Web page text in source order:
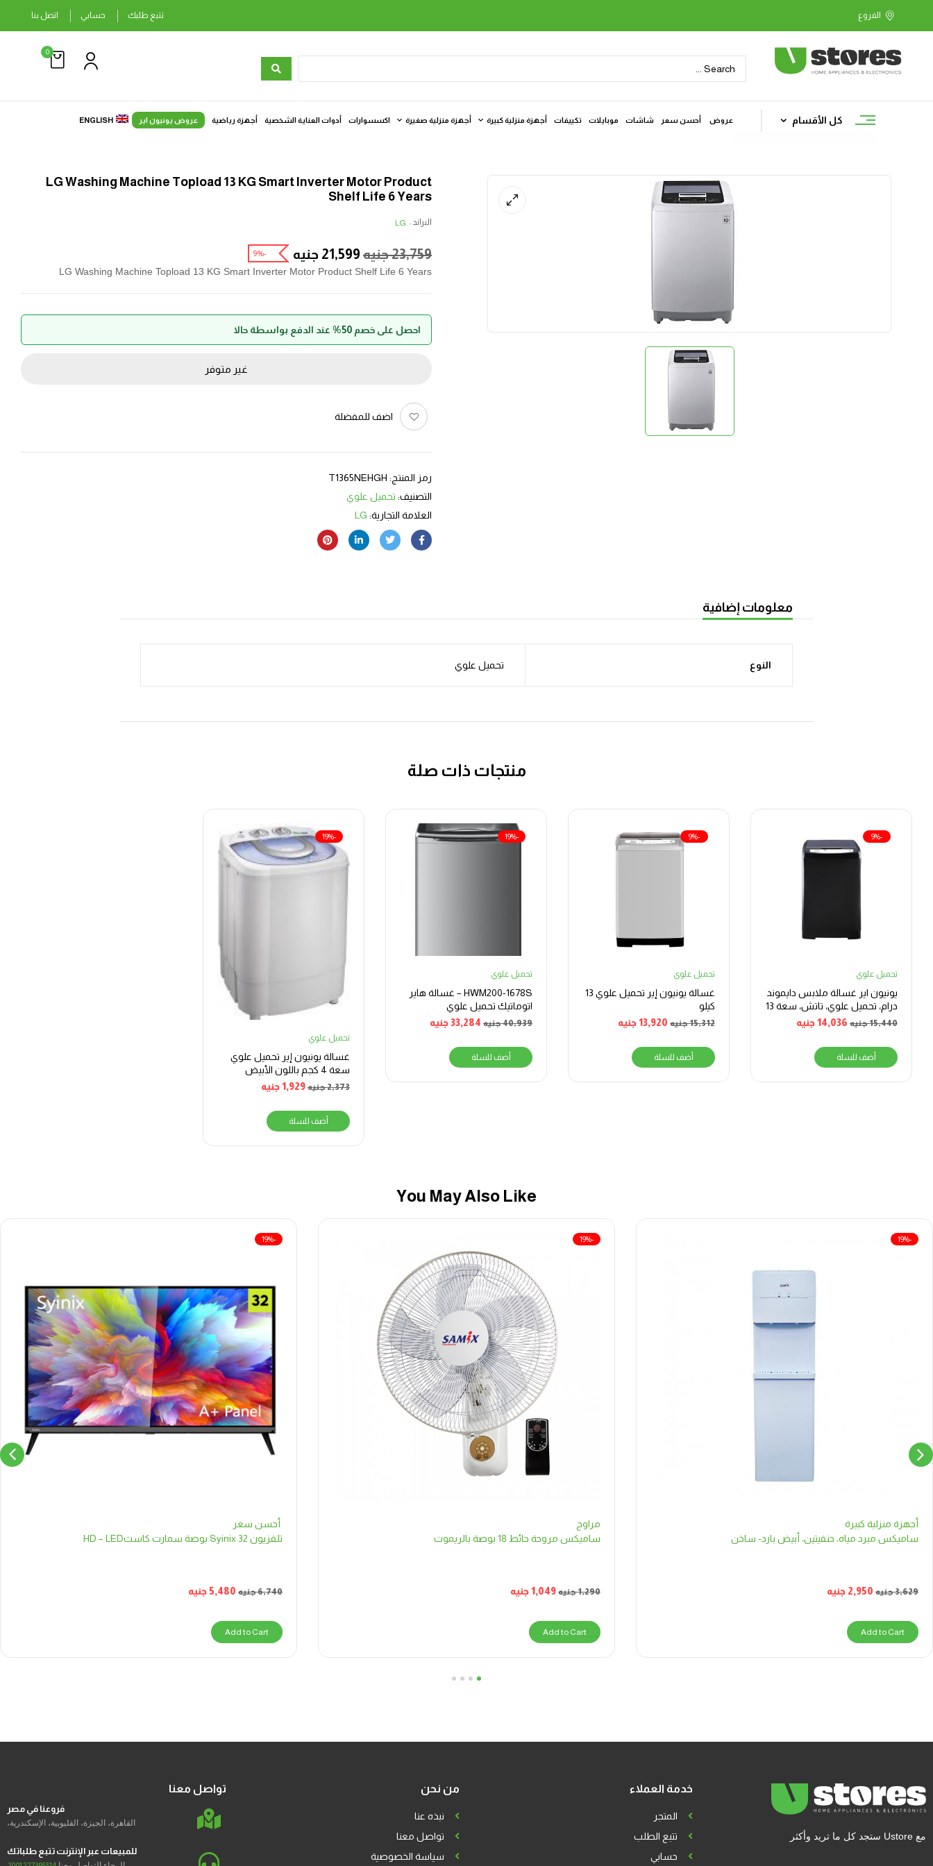
تتبع طلبك حسابي اتصل بنا
0
كل الأقسام عروض أحسن سعر شاشات موبايلات تكييفات أجهزة منزلية كبيرة أجهزة منزلية صغيرة اكسسوارات أدوات العناية الشخصية أجهزة رياضية عروض يونيون اير ENGLISH
LG Washing Machine Topload 13 KG Smart Inverter Motor Product
Shelf Life 6 Years
البراند : LG
23,759جنيه 21,599 جنيه -9%
LG Washing Machine Topload 13 KG Smart Inverter Motor Product Shelf Life 6 Years
احصل على خصم 50% عند الدفع بواسطة حالا
غير متوفر
اضف للمفضلة
رمز المنتج: T1365NEHGH
التصنيف: تحميل علوي
العلامة التجارية: LG
معلومات إضافية
النوع تحميل علوي
منتجات ذات صلة
-9%
تحميل علوي
يونيون اير غسالة ملابس دايموند
درام، تحميل علوي، تاتش، سعة 13
كجم
15,440جنيه 14,036جنيه
أضف للسلة
-9%
تحميل علوي
غسالة يونيون إير تحميل علوي 13
كيلو
15,312جنيه 13,920جنيه
أضف للسلة
-19%
تحميل علوي
HWM200-1678S – غسالة هاير
اتوماتيك تحميل علوي
40,939جنيه 33,284جنيه
أضف للسلة
-19%
تحميل علوي
غسالة يونيون إير تحميل علوي
سعة 4 كجم باللون الأبيض
UW400TS
2,373جنيه 1,929جنيه
أضف للسلة
You May Also Like
أجهزة منزلية كبيرة
ساميكس مبرد مياه، حنفيتين، أبيض بارد- ساخن
3,629جنيه 2,950 جنيه
-19%
Add to Cart
مراوح
ساميكس مروحة حائط 18 بوصة بالريموت
1,290جنيه 1,049جنيه
-19%
Add to Cart
أحسن سعر
تلفزيون Syinix 32 بوصة سمارت كاستHD – LED
6,740جنيه 5,480جنيه
-19%
Add to Cart
مع Ustore ستجد كل ما تريد وأكثر
خدمة العملاء
المتجر
تتبع الطلب
حسابي
من نحن
نبذه عنا
تواصل معنا
سياسة الخصوصية
تواصل معنا
فروعنا في مصر
القاهرة، الجيزة، القليوبية، الإسكندرية،
للمبيعات عبر الإنترنت تتبع طلباتك